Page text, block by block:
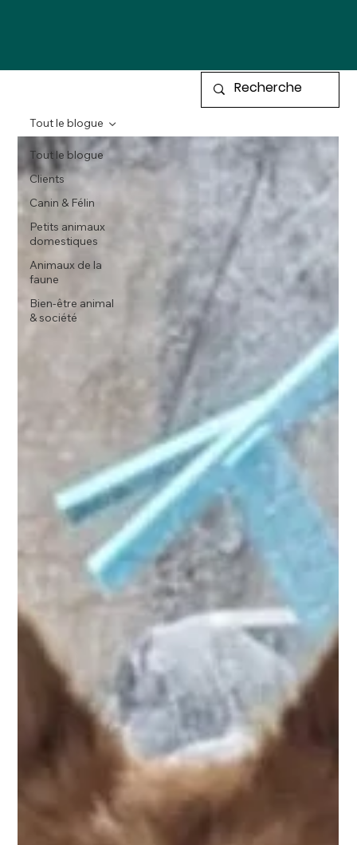
Tout le blogue
Clients
Canin & Félin
Petits animaux
domestiques
Animaux de la
faune
Bien-être animal
& société
Tout le blogue